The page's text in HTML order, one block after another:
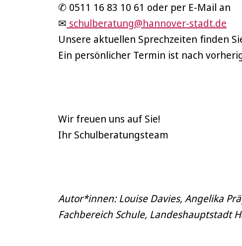
✆ 0511 16 83 10 61 oder per E-Mail an
✉ schulberatung@hannover-stadt.de
Unsere aktuellen Sprechzeiten finden
Ein persönlicher Termin ist nach
Wir freuen uns auf Sie!
Ihr Schulberatungsteam
Autor*innen: Louise Davies, Angelika
Fachbereich Schule, Landeshauptstadt